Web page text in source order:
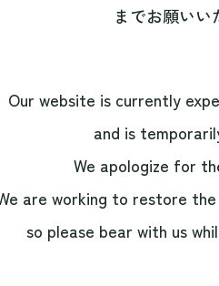
までお願いい
Our website is currently
and is
We apologize for
are working to restore
so please bear with us